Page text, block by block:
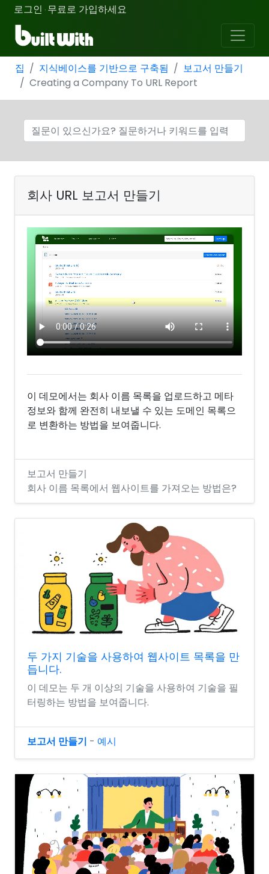
로그인 · 무료로 가입하세요
집 지식베이스를 기반으로 구축됨
보고서 만들기
Creating a Company To URL Report
회사 URL 보고서 만들기
이 데모에서는 회사 이름 목록을 업로드하고 메타
정보와 함께 완전히 내보낼 수 있는 도메인 목록으
로 변환하는 방법을 보여줍니다.
보고서 만들기
회사 이름 목록에서 웹사이트를 가져오는 방법은?
두 가지 기술을 사용하여 웹사이트 목록을 만
듭니다.
이 데모는 두 개 이상의 기술을 사용하여 기술을 필
터링하는 방법을 보여줍니다.
보고서 만들기 - 예시